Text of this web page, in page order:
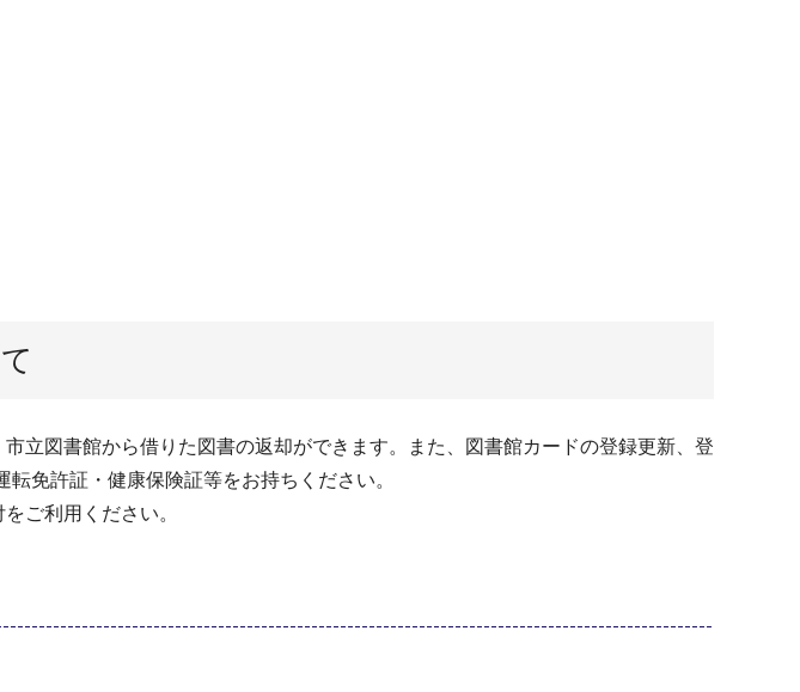
立図書館から借りた図書の返却ができます。また、図書館カードの登録更新、登
免許証・健康保険証等をお持ちください。
ご利用ください。